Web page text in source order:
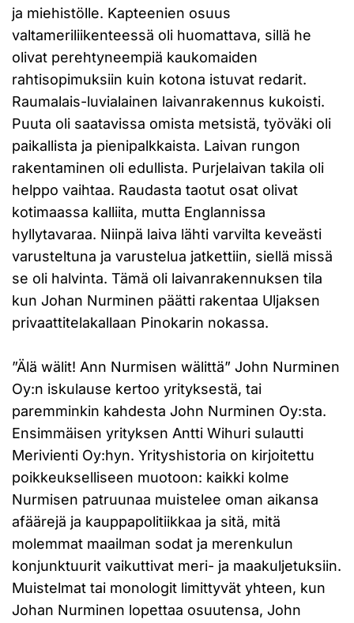
ja miehistölle. Kapteenien osuus
valtameriliikenteessä oli huomattava, sillä he
olivat perehtyneempiä kaukomaiden
rahtisopimuksiin kuin kotona istuvat redarit.
Raumalais-luvialainen laivanrakennus kukoisti.
Puuta oli saatavissa omista metsistä, työväki oli
paikallista ja pienipalkkaista. Laivan rungon
rakentaminen oli edullista. Purjelaivan takila oli
helppo vaihtaa. Raudasta taotut osat olivat
kotimaassa kalliita, mutta Englannissa
hyllytavaraa. Niinpä laiva lähti varvilta keveästi
varusteltuna ja varustelua jatkettiin, siellä missä
se oli halvinta. Tämä oli laivanrakennuksen tila
kun Johan Nurminen päätti rakentaa Uljaksen
privaattitelakallaan Pinokarin nokassa.
”Älä wälit! Ann Nurmisen wälittä” John Nurminen
Oy:n iskulause kertoo yrityksestä, tai
paremminkin kahdesta John Nurminen Oy:sta.
Ensimmäisen yrityksen Antti Wihuri sulautti
Merivienti Oy:hyn. Yrityshistoria on kirjoitettu
poikkeukselliseen muotoon: kaikki kolme
Nurmisen patruunaa muistelee oman aikansa
afäärejä ja kauppapolitiikkaa ja sitä, mitä
molemmat maailman sodat ja merenkulun
konjunktuurit vaikuttivat meri- ja maakuljetuksiin.
Muistelmat tai monologit limittyvät yhteen, kun
Johan Nurminen lopettaa osuutensa, John